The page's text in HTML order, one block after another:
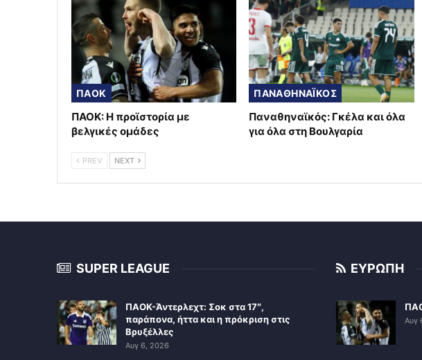
ΠΑΟΚ
ΠΑΟΚ: Η προϊστορία με
βελγικές ομάδες
ΠΑΝΑΘΗΝΑΪΚΟΣ
Παναθηναϊκός: Γκέλα και όλα
για όλα στη Βουλγαρία
PREV NEXT
SUPER LEAGUE
ΠΑΟΚ-Άντερλεχτ: Σοκ στα 17″,
παράπονα, ήττα και η πρόκριση στις
Βρυξέλλες
Αυγ 6, 2026
ΕΥΡΩΠΗ
Αυγ